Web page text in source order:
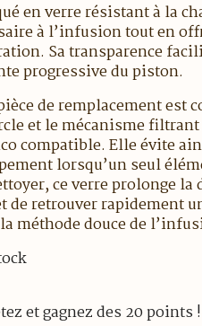
en verre résistant à la
à l’infusion tout en
Sa transparence
progressive du piston.
de remplacement est
et le mécanisme
compatible. Elle évite
lorsqu’un seul
ce verre prolonge
de retrouver rapidement
méthode douce de
et gagnez des 20 points !